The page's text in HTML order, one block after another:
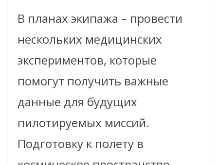
В планах экипажа – провести
нескольких медицинских
экспериментов, которые
помогут получить важные
данные для будущих
пилотируемых миссий.
Подготовку к полету в